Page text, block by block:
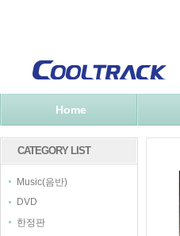
Home
CATEGORY LIST
Music(음반)
DVD
한정판